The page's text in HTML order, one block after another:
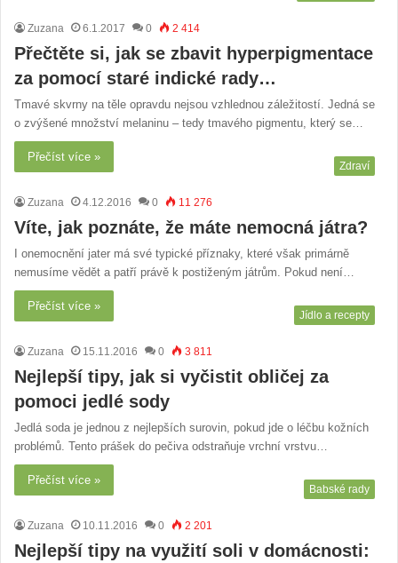
Zuzana 6.1.2017 0 2 414
Přečtěte si, jak se zbavit hyperpigmentace
za pomocí staré indické rady…
Tmavé skvrny na těle opravdu nejsou vzhlednou záležitostí. Jedná se
o zvýšené množství melaninu – tedy tmavého pigmentu, který se…
Přečíst více »
Zdraví
Zuzana 4.12.2016 0 11 276
Víte, jak poznáte, že máte nemocná játra?
I onemocnění jater má své typické příznaky, které však primárně
nemusíme vědět a patří právě k postiženým játrům. Pokud není…
Přečíst více »
Jídlo a recepty
Zuzana 15.11.2016 0 3 811
Nejlepší tipy, jak si vyčistit obličej za
pomoci jedlé sody
Jedlá soda je jednou z nejlepších surovin, pokud jde o léčbu kožních
problémů. Tento prášek do pečiva odstraňuje vrchní vrstvu…
Přečíst více »
Babské rady
Zuzana 10.11.2016 0 2 201
Nejlepší tipy na využití soli v domácnosti: